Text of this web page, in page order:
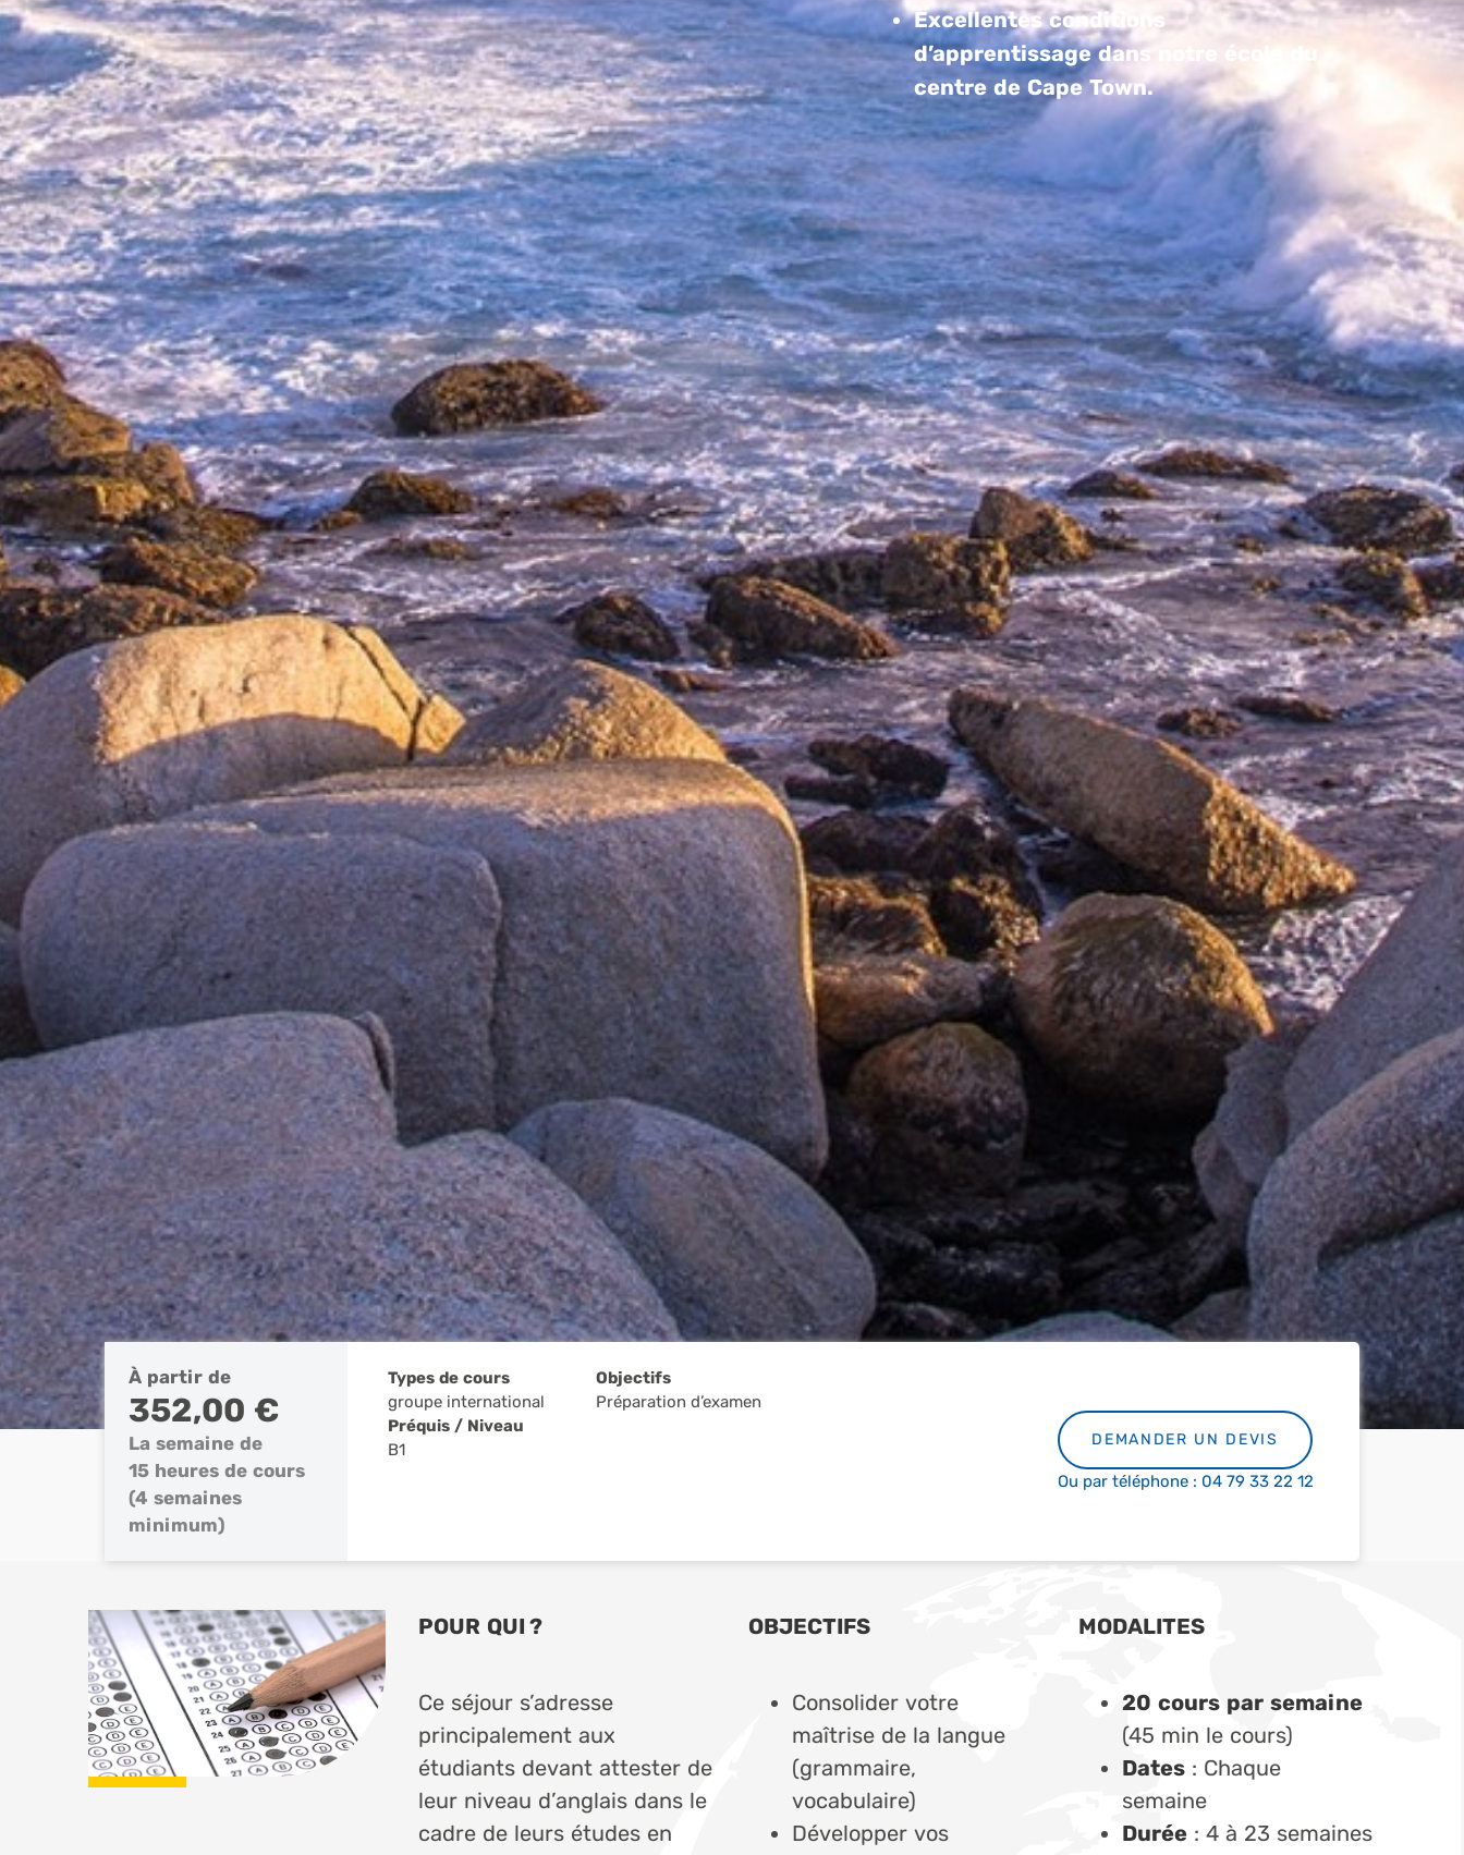
Excellentes conditions
d’apprentissage dans notre école du
centre de Cape Town.
À partir de
352,00 €
La semaine de
15 heures de cours
(4 semaines
minimum)
Types de cours
groupe international
Préquis / Niveau
B1
Objectifs
Préparation d’examen
DEMANDER UN DEVIS
Ou par téléphone : 04 79 33 22 12
POUR QUI ?
Ce séjour s’adresse
principalement aux
étudiants devant attester de
leur niveau d’anglais dans le
cadre de leurs études en
OBJECTIFS
Consolider votre
maîtrise de la langue
(grammaire,
vocabulaire)
Développer vos
MODALITES
20 cours par semaine
(45 min le cours)
Dates : Chaque
semaine
Durée : 4 à 23 semaines